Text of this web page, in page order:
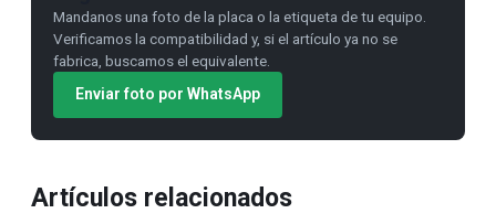
Mandanos una foto de la placa o la etiqueta de tu equipo.
Verificamos la compatibilidad y, si el artículo ya no se
fabrica, buscamos el equivalente.
Enviar foto por WhatsApp
Artículos relacionados